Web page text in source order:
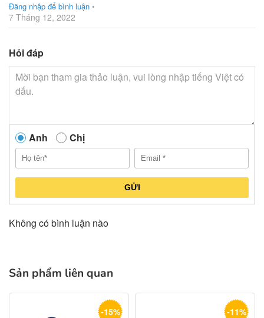
Đăng nhập để bình luận •
7 Tháng 12, 2022
Hỏi đáp
Anh Chị
GỬI
Không có bình luận nào
Sản phẩm liên quan
-15% -11%